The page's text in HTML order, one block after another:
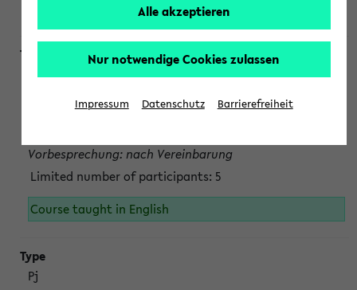
Wendisch, Peters-Wendisch, Stegelmann
Projektmodul "Bakterielle Biotechnologie"
Persönliche Anmeldung beim Veranstalter ist unbedingt
Vorbesprechung: nach Vereinbarung
Limited number of participants: 5
Course taught in English
Pj
Alle akzeptieren
Nur notwendige Cookies zulassen
Impressum Datenschutz Barrierefreiheit